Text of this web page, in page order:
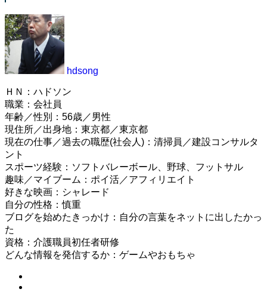
hdsong
ＨＮ：ハドソン
職業：会社員
年齢／性別：56歳／男性
現住所／出身地：東京都／東京都
現在の仕事／過去の職歴(社会人)：清掃員／建設コンサルタ
ント
スポーツ経験：ソフトバレーボール、野球、フットサル
趣味／マイブーム：ポイ活／アフィリエイト
好きな映画：シャレード
自分の性格：慎重
ブログを始めたきっかけ：自分の言葉をネットに出したかっ
た
資格：介護職員初任者研修
どんな情報を発信するか：ゲームやおもちゃ